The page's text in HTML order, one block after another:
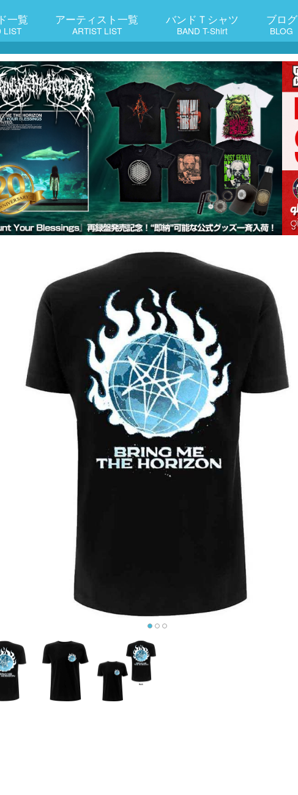
一覧
LIST
アーティスト一覧
ARTIST LIST
バンドＴシャツ
BAND T-Shirt
ブログ
BLOG